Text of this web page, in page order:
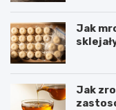
Jak
Jak